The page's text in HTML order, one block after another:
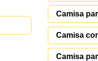
Camisa
Camisa
Camisa